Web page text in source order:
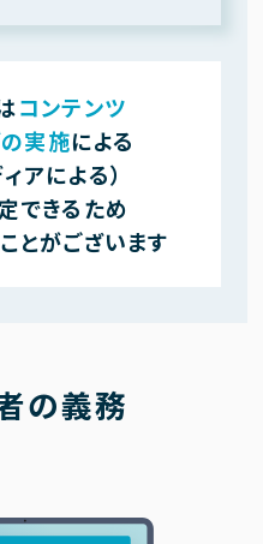
コンテンツ
実施による
アによる）
できるため
とがございます
の義務